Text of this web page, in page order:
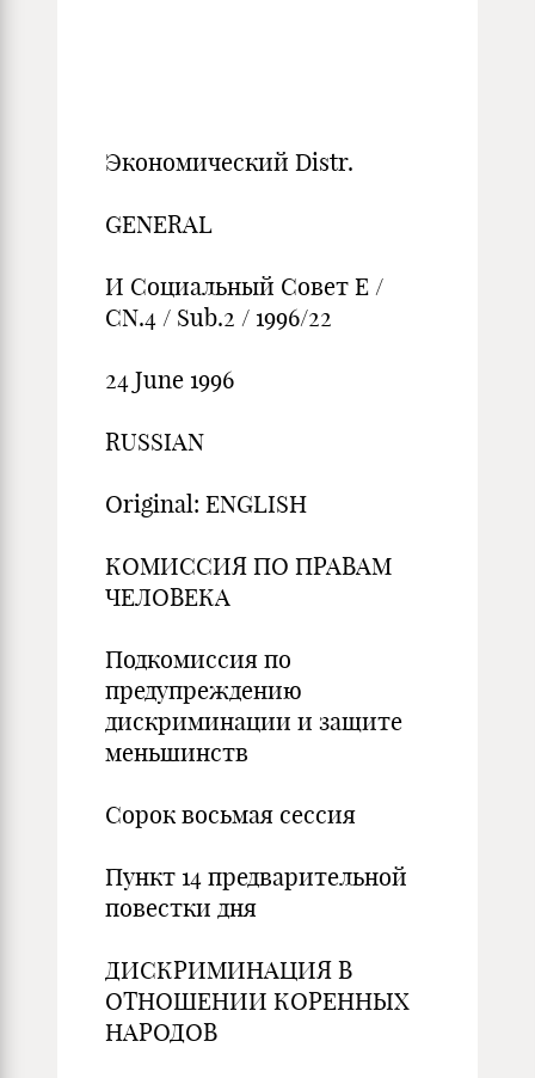
Экономический Distr.
GENERAL
И Социальный Совет E /
CN.4 / Sub.2 / 1996/22
24 June 1996
RUSSIAN
Original: ENGLISH
КОМИССИЯ ПО ПРАВАМ
ЧЕЛОВЕКА
Подкомиссия по
предупреждению
дискриминации и защите
меньшинств
Сорок восьмая сессия
Пункт 14 предварительной
повестки дня
ДИСКРИМИНАЦИЯ В
ОТНОШЕНИИ КОРЕННЫХ
НАРОДОВ